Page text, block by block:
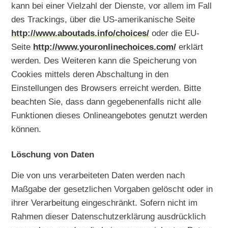
kann bei einer Vielzahl der Dienste, vor allem im Fall
des Trackings, über die US-amerikanische Seite
http://www.aboutads.info/choices/ oder die EU-
Seite http://www.youronlinechoices.com/ erklärt
werden. Des Weiteren kann die Speicherung von
Cookies mittels deren Abschaltung in den
Einstellungen des Browsers erreicht werden. Bitte
beachten Sie, dass dann gegebenenfalls nicht alle
Funktionen dieses Onlineangebotes genutzt werden
können.
Löschung von Daten
Die von uns verarbeiteten Daten werden nach
Maßgabe der gesetzlichen Vorgaben gelöscht oder in
ihrer Verarbeitung eingeschränkt. Sofern nicht im
Rahmen dieser Datenschutzerklärung ausdrücklich